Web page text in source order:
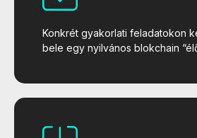
Konkrét gyakorlati feladatokon
bele egy nyilvános blokchain